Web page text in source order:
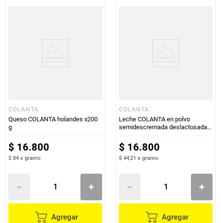
COLANTA
Queso COLANTA holandes x200
g
$ 16.800
$ 84 x gramo
Agregar
COLANTA
Leche COLANTA en polvo
semidescremada deslactosada
$ 16.800
$ 44,21 x gramo
Agregar